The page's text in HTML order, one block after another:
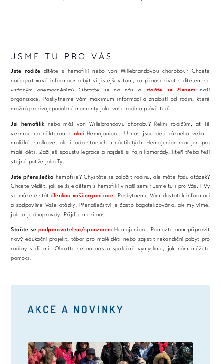
JSME TU PRO VÁS
Jste rodiče dítěte s hemofilií nebo von Willebrandovou chorobou? Chcete
načerpat nové informace a být si jistější v tom, co přináší život s dítětem se
vzácným onemocněním? Obraťte se na nás a staňte se členem naší
organizace. Poskytneme vám maximum informací a znalostí od rodin, které
možná prožívají podobné momenty jako vaše rodina právě teď.
Jsi hemofilik nebo máš von Willebrandovu chorobu? Řekni rodičům, ať Tě
vezmou na některou z akcíHemojunioru. U nás jsou děti různého věku -
maličké, školkové, ale i řada starších a náctiletých. Hemojunior není jen pro
malé děti. Zažiješ spoustu legrace a najdeš si fajn kamarády, kteří třeba řeší
stejné potíže jako Ty.
Jste přenašečka hemofilie? Chystáte se založit rodinu, ale máte řadu otázek?
Chcete vědět, jak se žije dětem s hemofilií v naší zemi? Jsme tu i pro Vás. I Vy
se můžete stát členkou naší organizace. Poskytneme Vám dostatek informací
a zodpovíme Vaše otázky. Přenašečství je často bagatelizováno, ale my víme,
jak to je doopravdy. Přijďte mezi nás.
Staňte se podporovatelem/sponzorem Hemojunioru. Pomozte nám připravit
nový edukační projekt, tábor pro malé děti nebo zajistit rekondiční pobyt pro
rodiny s dětmi. Obraťte se na nás a společně vymyslíme, jak nám můžete
pomoci.
AKCE A NOVINKY